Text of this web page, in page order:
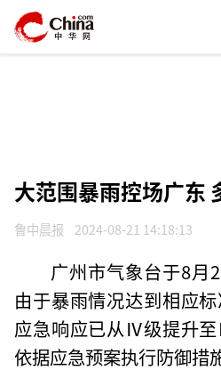
大范围暴雨控场广东
鲁中晨报 2024-08-21 14:18:13
广州市气象台于8月
由于暴雨情况达到相应
应急响应已从Ⅳ级提升
依据应急预案执行防御措